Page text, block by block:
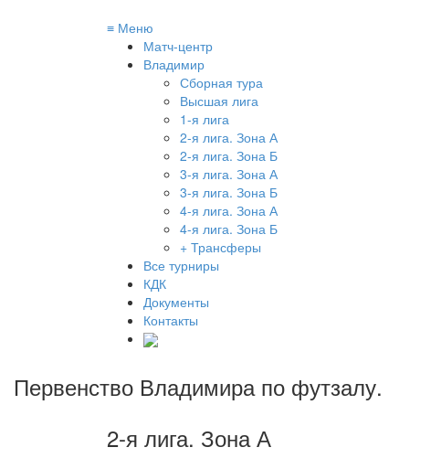
≡ Меню
Матч-центр
Владимир
Сборная тура
Высшая лига
1-я лига
2-я лига. Зона А
2-я лига. Зона Б
3-я лига. Зона А
3-я лига. Зона Б
4-я лига. Зона А
4-я лига. Зона Б
+ Трансферы
Все турниры
КДК
Документы
Контакты
Первенство Владимира по футзалу.
2-я лига. Зона А